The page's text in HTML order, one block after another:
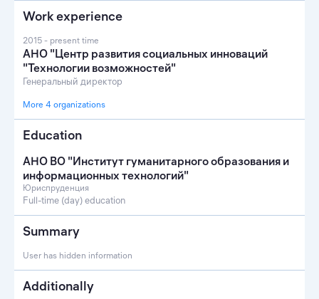
Work experience
2015 - present time
АНО "Центр развития социальных инноваций
"Технологии возможностей"
Генеральный директор
More 4 organizations
Education
АНО ВО "Институт гуманитарного образования и
информационных технологий"
Юриспруденция
Full-time (day) education
Summary
User has hidden information
Additionally